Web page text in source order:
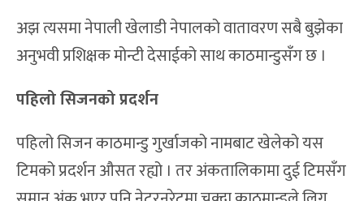
अझ त्यसमा नेपाली खेलाडी नेपालको वातावरण सबै बुझेका
अनुभवी प्रशिक्षक मोन्टी देसाईको साथ काठमान्डुसँग छ ।
पहिलो सिजनको प्रदर्शन
पहिलो सिजन काठमान्डु गुर्खाजको नामबाट खेलेको यस
टिमको प्रदर्शन औसत रह्यो । तर अंकतालिकामा दुई टिमसँग